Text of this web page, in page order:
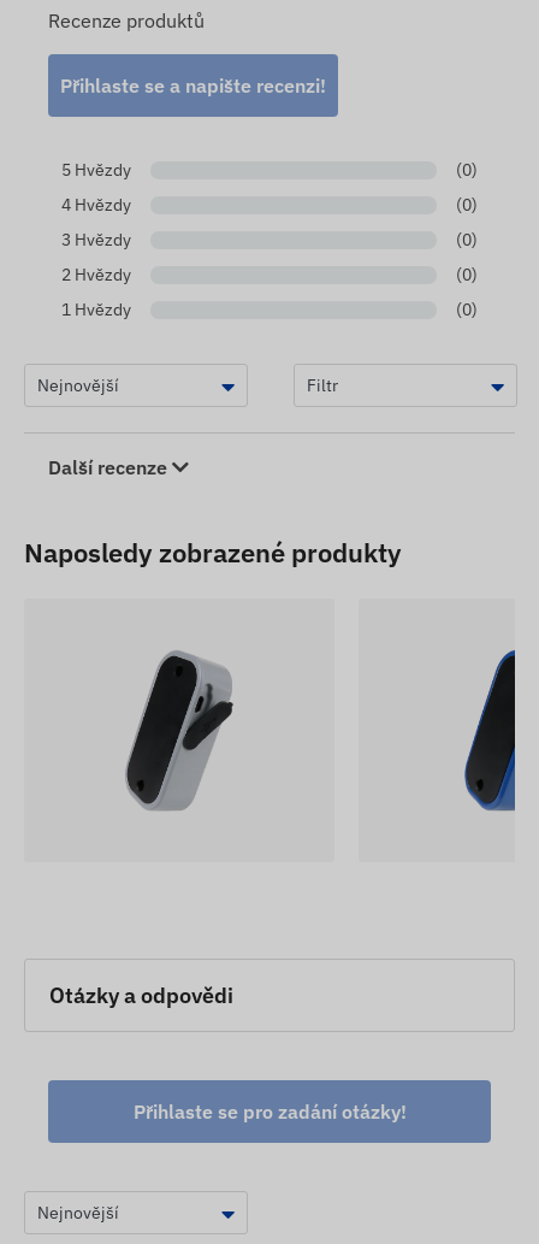
Recenze produktů
Přihlaste se a napište recenzi!
5 Hvězdy
(0)
4 Hvězdy
(0)
3 Hvězdy
(0)
2 Hvězdy
(0)
1 Hvězdy
(0)
Další recenze
Naposledy zobrazené produkty
Otázky a odpovědi
Přihlaste se pro zadání otázky!